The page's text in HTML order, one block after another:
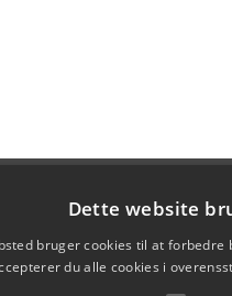
Dette website
bruger cookies til at forbedre
du alle cookies i